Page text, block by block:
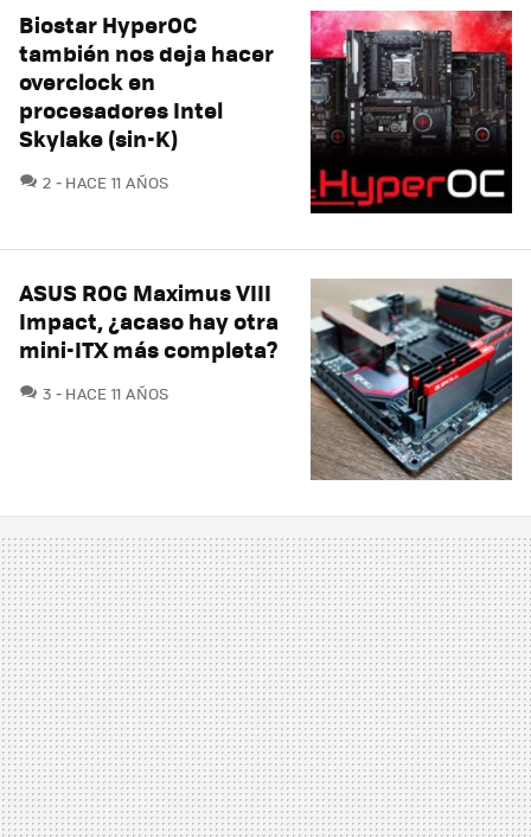
Biostar HyperOC
también nos deja hacer
overclock en
procesadores Intel
Skylake (sin-K)
2 COMENTARIOS
HACE 11 AÑOS
ASUS ROG Maximus VIII
Impact, ¿acaso hay otra
mini-ITX más completa?
3 COMENTARIOS
HACE 11 AÑOS